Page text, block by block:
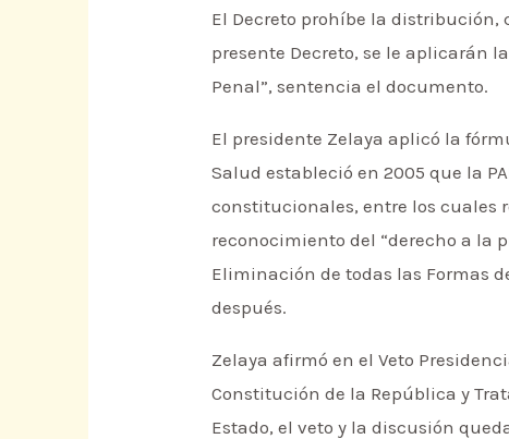
El Decreto prohíbe la distribución,
presente Decreto, se le aplicarán
Penal”, sentencia el documento.
El presidente Zelaya aplicó la
Salud estableció en 2005 que la
constitucionales, entre los cuales
reconocimiento del “derecho a la
Eliminación de todas las Formas
después.
Zelaya afirmó en el Veto
Constitución de la República y
Estado, el veto y la discusión